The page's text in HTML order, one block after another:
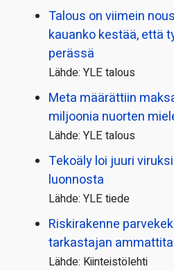
Talous on viimein
kauanko kestää, että
perässä
Lähde: YLE talous
Meta määrättiin
miljoonia nuorten
Lähde: YLE talous
Tekoäly loi juuri
luonnosta
Lähde: YLE tiede
Riskirakenne
tarkastajan
Lähde: Kiinteistölehti